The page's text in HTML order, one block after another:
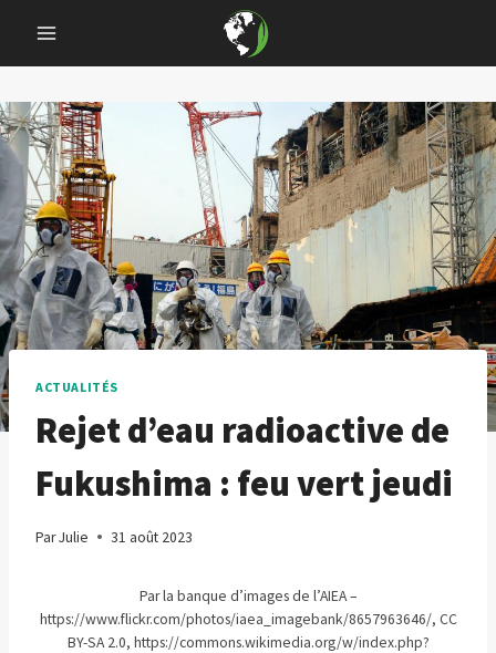
content
ACTUALITÉS
Rejet d’eau radioactive de
Fukushima : feu vert jeudi
ParJulie 31 août 2023
Par la banque d’images de l’AIEA –
https://www.flickr.com/photos/iaea_imagebank/8657963646/, CC
BY-SA 2.0, https://commons.wikimedia.org/w/index.php?